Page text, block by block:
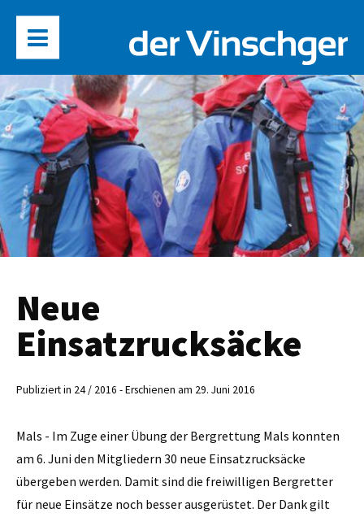
Neue
Einsatzrucksäcke
Publiziert in 24 / 2016 - Erschienen am 29. Juni 2016
Mals - Im Zuge einer Übung der Bergrettung Mals konnten
am 6. Juni den Mitgliedern 30 neue Einsatzrucksäcke
übergeben werden. Damit sind die freiwilligen Bergretter
für neue Einsätze noch besser ausgerüstet. Der Dank gilt